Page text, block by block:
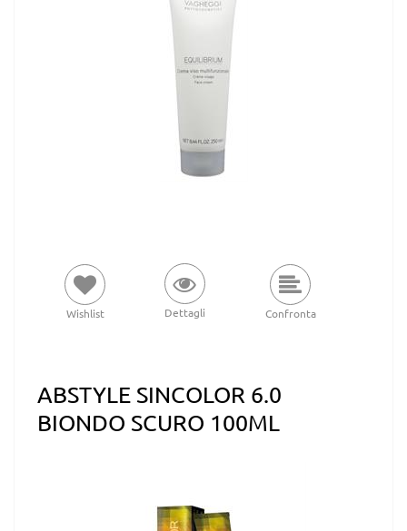
Wishlist Dettagli Confronta
ABSTYLE SINCOLOR 6.0
BIONDO SCURO 100ML